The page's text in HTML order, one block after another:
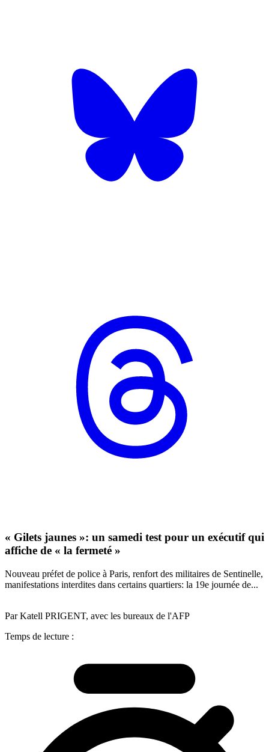
« Gilets jaunes »: un samedi test pour un exécutif qui
affiche de « la fermeté »
Nouveau préfet de police à Paris, renfort des militaires de Sentinelle,
manifestations interdites dans certains quartiers: la 19e journée de...
Par Katell PRIGENT, avec les bureaux de l'AFP
Temps de lecture :